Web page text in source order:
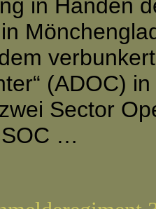
in Händen
(ADOC)
Sector
SOC …